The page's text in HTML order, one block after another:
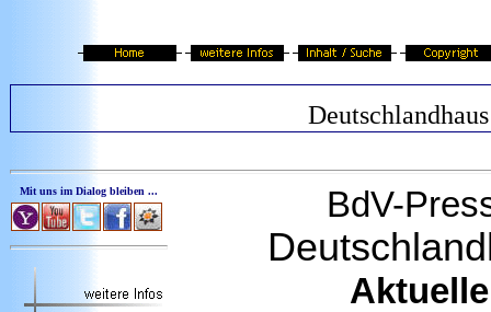
Deutschlandhaus
Mit uns im Dialog bleiben ... BdV-